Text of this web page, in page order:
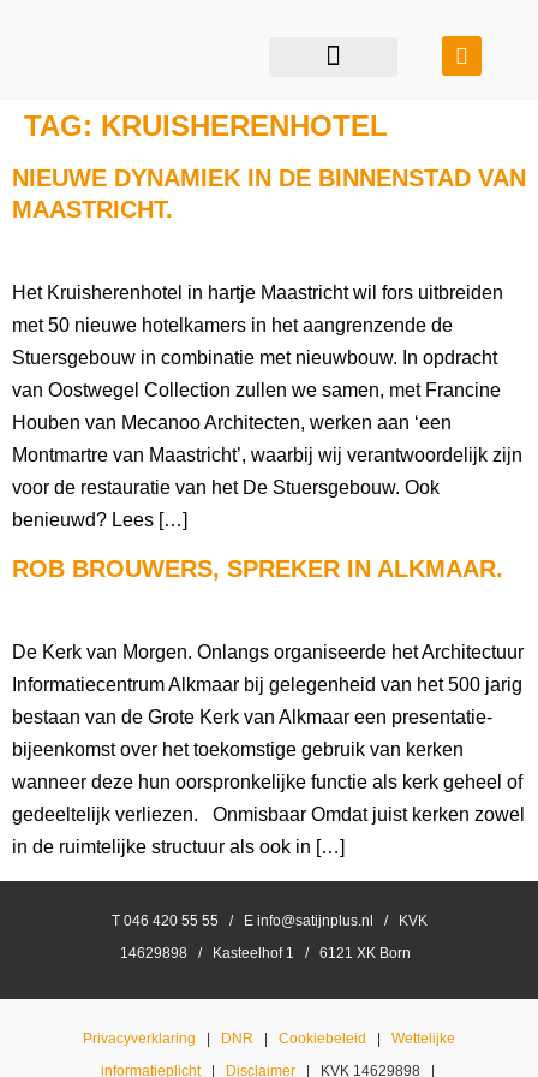
TAG: KRUISHERENHOTEL
NIEUWE DYNAMIEK IN DE BINNENSTAD VAN
MAASTRICHT.
Het Kruisherenhotel in hartje Maastricht wil fors uitbreiden
met 50 nieuwe hotelkamers in het aangrenzende de
Stuersgebouw in combinatie met nieuwbouw. In opdracht
van Oostwegel Collection zullen we samen, met Francine
Houben van Mecanoo Architecten, werken aan ‘een
Montmartre van Maastricht’, waarbij wij verantwoordelijk zijn
voor de restauratie van het De Stuersgebouw. Ook
benieuwd? Lees […]
ROB BROUWERS, SPREKER IN ALKMAAR.
De Kerk van Morgen. Onlangs organiseerde het Architectuur
Informatiecentrum Alkmaar bij gelegenheid van het 500 jarig
bestaan van de Grote Kerk van Alkmaar een presentatie-
bijeenkomst over het toekomstige gebruik van kerken
wanneer deze hun oorspronkelijke functie als kerk geheel of
gedeeltelijk verliezen. Onmisbaar Omdat juist kerken zowel
in de ruimtelijke structuur als ook in […]
T 046 420 55 55 / E info@satijnplus.nl / KVK
14629898 / Kasteelhof 1 / 6121 XK Born
Privacyverklaring DNR Cookiebeleid
Wettelijke
informatieplicht| Disclaimer| KVK 14629898 |